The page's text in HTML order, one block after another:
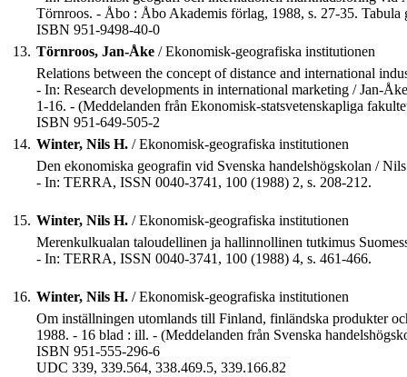
Törnroos. - Åbo : Åbo Akademis förlag, 1988, s. 27-35.
ISBN 951-9498-40-0
13. Törnroos, Jan-Åke / Ekonomisk-geografiska institutionen
Relations between the concept of distance and international
- In: Research developments in international marketing / Jan-
1-16. - (Meddelanden från Ekonomisk-statsvetenskapliga
ISBN 951-649-505-2
14. Winter, Nils H. / Ekonomisk-geografiska institutionen
Den ekonomiska geografin vid Svenska handelshögskolan /
- In: TERRA, ISSN 0040-3741, 100 (1988) 2, s. 208-212.
15. Winter, Nils H. / Ekonomisk-geografiska institutionen
Merenkulkualan taloudellinen ja hallinnollinen tutkimus
- In: TERRA, ISSN 0040-3741, 100 (1988) 4, s. 461-466.
16. Winter, Nils H. / Ekonomisk-geografiska institutionen
Om inställningen utomlands till Finland, finländska produkter
1988. - 16 blad : ill. - (Meddelanden från Svenska
ISBN 951-555-296-6
UDC 339, 339.564, 338.469.5, 339.166.82